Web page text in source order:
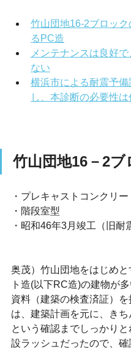
竹山団地16-2ブロッ
るPC造
メンテナンスは良好
ない
横浜市による耐震予
し、本診断の必要性は
竹山団地16－2
・プレキャストコンクリ
・階段室型
・昭和46年3月竣工（旧耐
奥茂）竹山団地をはじめ
ト造(以下RC造)の建物が
資料（建築の検査済証）
は、建築計画を元に、き
という確認までしっかり
設ラッシュだったので、